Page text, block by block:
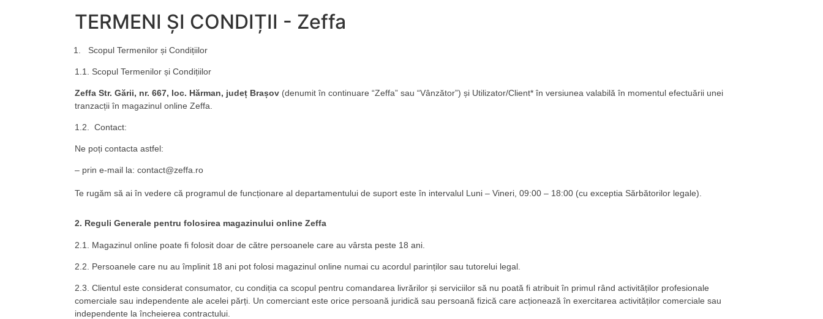
TERMENI ȘI CONDIȚII - Zeffa
Scopul Termenilor și Condițiilor
1.1. Scopul Termenilor și Condițiilor
Zeffa Str. Gării, nr. 667, loc. Hărman, județ Brașov (denumit în continuare “Zeffa” sau “Vânzător”) și Utilizator/Client* în versiunea valabilă în momentul efectuării unei
tranzacții în magazinul online Zeffa.
1.2. Contact:
Ne poți contacta astfel:
– prin e-mail la: contact@zeffa.ro
Te rugăm să ai în vedere că programul de funcționare al departamentului de suport este în intervalul Luni – Vineri, 09:00 – 18:00 (cu exceptia Sărbătorilor legale).
2. Reguli Generale pentru folosirea magazinului online Zeffa
2.1. Magazinul online poate fi folosit doar de către persoanele care au vârsta peste 18 ani.
2.2. Persoanele care nu au împlinit 18 ani pot folosi magazinul online numai cu acordul parinților sau tutorelui legal.
2.3. Clientul este considerat consumator, cu condiția ca scopul pentru comandarea livrărilor și serviciilor să nu poată fi atribuit în primul rând activităților profesionale
comerciale sau independente ale acelei părți. Un comerciant este orice persoană juridică sau persoană fizică care acționează în exercitarea activităților comerciale sau
independente la încheierea contractului.